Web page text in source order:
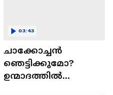
ചാക്കോച്ചന്‍
ഞെട്ടിക്കുമോ?
ഉന്മാദത്തിൽ
03:43